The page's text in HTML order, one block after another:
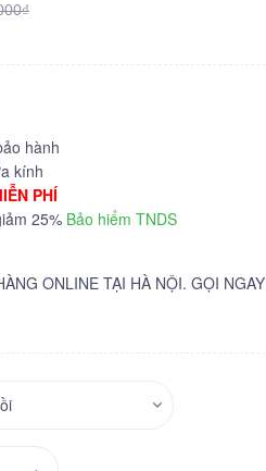
hành
kính
PHÍ
25% Bảo hiểm TNDS
ONLINE TẠI HÀ NỘI. GỌI NGAY